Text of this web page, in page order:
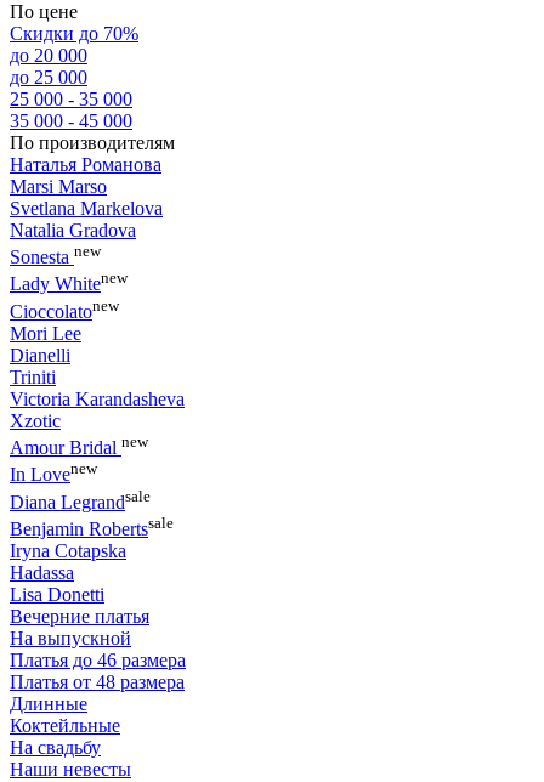
По цене
Скидки до 70%
до 20 000
до 25 000
25 000 - 35 000
35 000 - 45 000
По производителям
Наталья Романова
Marsi Marsо
Svetlana Markelova
Natalia Gradova
Sonesta new
Lady Whitenew
Cioccolatonew
Mori Lee
Dianelli
Triniti
Victoria Karandasheva
Xzotic
Amour Bridal new
In Lovenew
Diana Legrandsale
Benjamin Robertssale
Iryna Cotapska
Hadassa
Lisa Donetti
Вечерние платья
На выпускной
Платья до 46 размера
Платья от 48 размера
Длинные
Коктейльные
На свадьбу
Наши невесты